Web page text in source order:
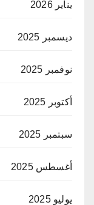
يناير 2026
ديسمبر 2025
نوفمبر 2025
أكتوبر 2025
سبتمبر 2025
أغسطس 2025
يوليو 2025